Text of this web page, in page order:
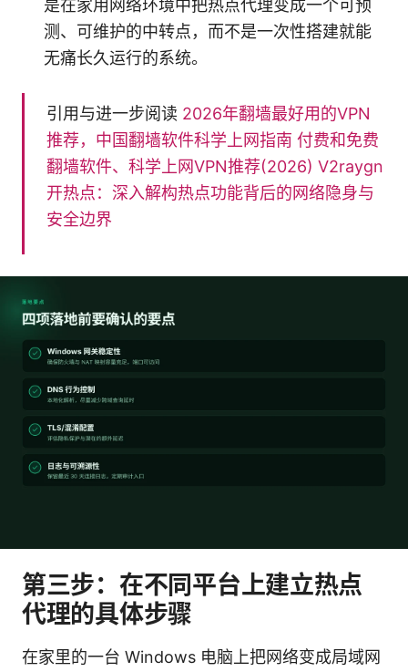
是在家用网络环境中把热点代理变成一个可预
测、可维护的中转点，而不是一次性搭建就能
无痛长久运行的系统。
引用与进一步阅读 2026年翻墙最好用的VPN
推荐，中国翻墙软件科学上网指南 付费和免费
翻墙软件、科学上网VPN推荐(2026) V2raygn
开热点：深入解构热点功能背后的网络隐身与
安全边界
第三步：在不同平台上建立热点
代理的具体步骤
在家里的一台 Windows 电脑上把网络变成局域网